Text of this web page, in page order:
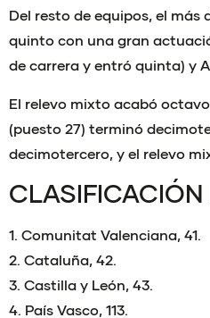
Del resto de equipos, el
quinto con una gran
de carrera y entró quinta) y
El relevo mixto acabó
(puesto 27) terminó
decimotercero, y el relevo
1. Comunitat Valenciana, 41.
2. Cataluña, 42.
3. Castilla y León, 43.
4. País Vasco, 113.